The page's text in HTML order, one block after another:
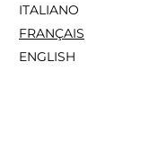
ITALIANO
FRANÇAIS
ENGLISH